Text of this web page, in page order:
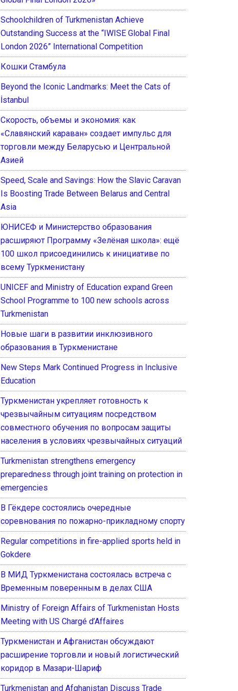
Schoolchildren of Turkmenistan Achieve
Outstanding Success at the “IWISE Global Final
London 2026” International Competition
Кошки Стамбула
Beyond the Iconic Landmarks: Meet the Cats of
İstanbul
Скорость, объемы и экономия: как
«Славянский караван» создает импульс для
торговли между Беларусью и Центральной
Азией
Speed, Scale and Savings: How the Slavic Caravan
Is Boosting Trade Between Belarus and Central
Asia
ЮНИСЕФ и Министерство образования
расширяют Программу «Зелёная школа»: ещё
100 школ присоединились к инициативе по
всему Туркменистану
UNICEF and Ministry of Education expand Green
School Programme to 100 new schools across
Turkmenistan
Новые шаги в развитии инклюзивного
образования в Туркменистане
New Steps Mark Continued Progress in Inclusive
Education
Туркменистан укрепляет готовность к
чрезвычайным ситуациям посредством
совместного обучения по вопросам защиты
населения в условиях чрезвычайных ситуаций
Turkmenistan strengthens emergency
preparedness through joint training on protection in
emergencies
В Гёкдере состоялись очередные
соревнования по пожарно-прикладному спорту
Regular competitions in fire-applied sports held in
Gokdere
В МИД Туркменистана состоялась встреча с
Временным поверенным в делах США
Ministry of Foreign Affairs of Turkmenistan Hosts
Meeting with US Chargé d’Affaires
Туркменистан и Афганистан обсуждают
расширение торговли и новый логистический
коридор в Мазари-Шариф
Turkmenistan and Afghanistan Discuss Trade